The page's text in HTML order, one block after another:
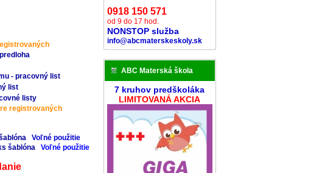
0918 150 571
od 9 do 17 hod.
NONSTOP služba
info@abcmaterskeskoly.sk
ABC Materská škola
7 kruhov predškoláka
LIMITOVANÁ AKCIA
- pracovný list
list
listy
registrovaných
Voľné použitie
šablóna
Voľné použitie